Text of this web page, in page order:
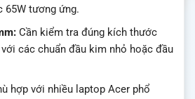
65W tương ứng.
Cần kiểm tra đúng kích thước
các chuẩn đầu kim nhỏ hoặc đầu
hợp với nhiều laptop Acer phổ